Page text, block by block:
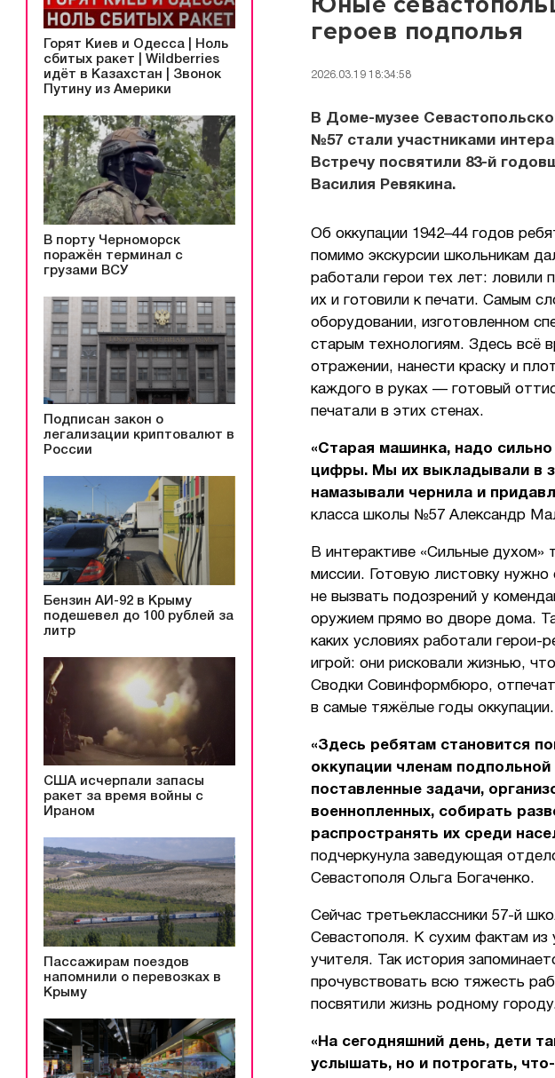
Горят Киев и Одесса | Ноль
сбитых ракет | Wildberries
идёт в Казахстан | Звонок
Путину из Америки
В порту Черноморск
поражён терминал с
грузами ВСУ
Подписан закон о
легализации криптовалют в
России
Бензин АИ-92 в Крыму
подешевел до 100 рублей за
литр
США исчерпали запасы
ракет за время войны с
Ираном
Пассажирам поездов
напомнили о перевозках в
Крыму
героев подполья
2026.03.19 18:34:58
В Доме-музее
№57 стали участниками
Встречу посвятили 83-й
Василия Ревякина.
Об оккупации 1942–44 годов
помимо экскурсии школьникам
работали герои тех лет: ловили
их и готовили к печати. Самым
оборудовании, изготовленном
старым технологиям. Здесь всё
отражении, нанести краску и
каждого в руках — готовый
печатали в этих стенах.
«Старая машинка, надо
цифры. Мы их выкладывали в
намазывали чернила и
класса школы №57 Александр
В интерактиве «Сильные духом»
миссии. Готовую листовку нужно
не вызвать подозрений у
оружием прямо во дворе дома.
каких условиях работали
игрой: они рисковали жизнью,
Сводки Совинформбюро,
в самые тяжёлые годы оккупации.
«Здесь ребятам становится
оккупации членам
поставленные задачи,
военнопленных, собирать
распространять их среди
подчеркунула заведующая
Севастополя Ольга Богаченко.
Сейчас третьеклассники 57-й
Севастополя. К сухим фактам из
учителя. Так история
прочувствовать всю тяжесть
посвятили жизнь родному
«На сегодняшний день, дети
услышать, но и потрогать,